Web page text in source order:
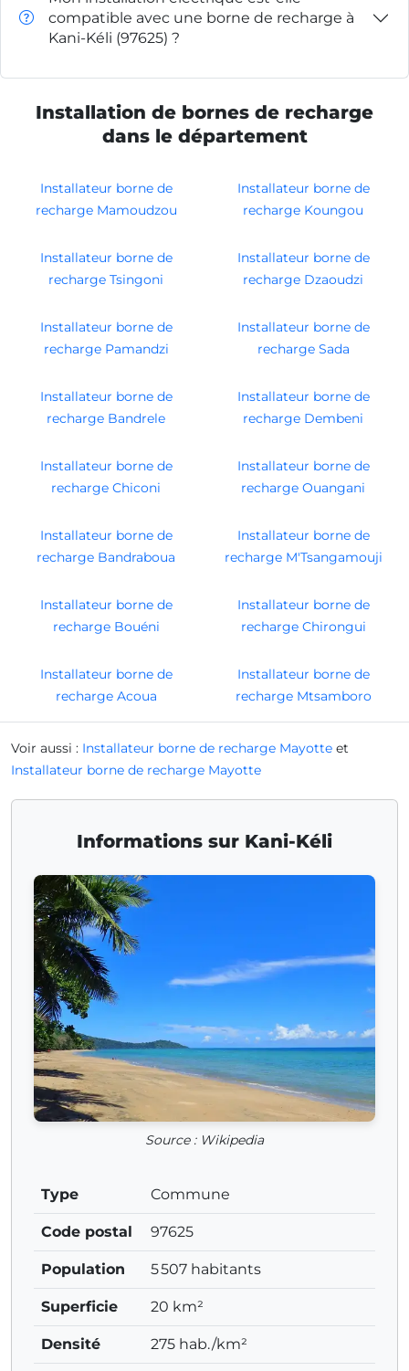
compatible avec une borne de recharge à
Kani-Kéli (97625) ?
Installation de bornes de recharge
dans le département
Installateur borne de
recharge Mamoudzou
Installateur borne de
recharge Koungou
Installateur borne de
recharge Tsingoni
Installateur borne de
recharge Dzaoudzi
Installateur borne de
recharge Pamandzi
Installateur borne de
recharge Sada
Installateur borne de
recharge Bandrele
Installateur borne de
recharge Dembeni
Installateur borne de
recharge Chiconi
Installateur borne de
recharge Ouangani
Installateur borne de
recharge Bandraboua
Installateur borne de
recharge M'Tsangamouji
Installateur borne de
recharge Bouéni
Installateur borne de
recharge Chirongui
Installateur borne de
recharge Acoua
Installateur borne de
recharge Mtsamboro
Voir aussi : Installateur borne de recharge Mayotte et
Installateur borne de recharge Mayotte
Informations sur Kani-Kéli
Source : Wikipedia
Type Commune
Code postal 97625
Population 5 507 habitants
Superficie 20 km²
Densité 275 hab./km²